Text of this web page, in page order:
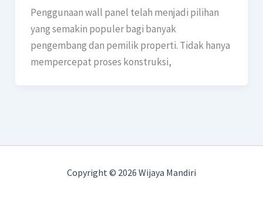
Penggunaan wall panel telah menjadi pilihan
yang semakin populer bagi banyak
pengembang dan pemilik properti. Tidak hanya
mempercepat proses konstruksi,
Copyright © 2026 Wijaya Mandiri